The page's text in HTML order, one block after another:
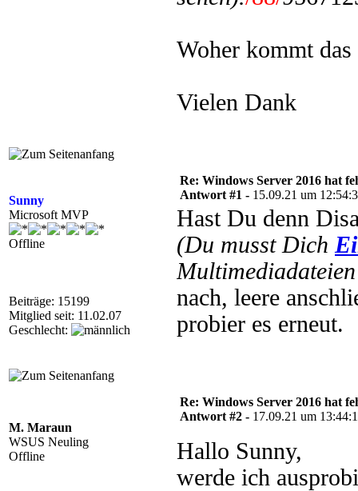
Woher kommt
Vielen Dank
Sunny
Microsoft MVP
Offline
Beiträge: 15199
Mitglied seit: 11.02.07
Geschlecht:
Re: Windows Server 2016 hat
Antwort #1 - 15.09.21 um
Hast Du denn
(Du musst Dich
nach, leere
probier es erneut.
M. Maraun
WSUS Neuling
Offline
Re: Windows Server 2016 hat
Antwort #2 - 17.09.21 um
Hallo Sunny,
werde ich